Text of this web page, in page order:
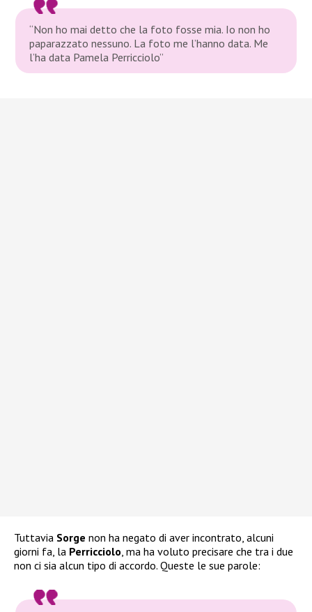
“Non ho mai detto che la foto fosse mia. Io non ho
paparazzato nessuno. La foto me l’hanno data. Me
l’ha data Pamela Perricciolo”
Tuttavia Sorge non ha negato di aver incontrato, alcuni
giorni fa, la Perricciolo , ma ha voluto precisare che tra i due
non ci sia alcun tipo di accordo. Queste le sue parole: